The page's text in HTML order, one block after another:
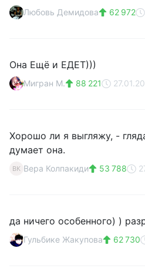
Любовь Демидова 62 972
Она Ещё и ЕДЕТ)))
Мигран М. 88 221
Хорошо ли я выгляжу, -
думает она.
ВК Вера Колпакиди 53 788
да ничего особенного) )
Гульбике Жакупова 62 730